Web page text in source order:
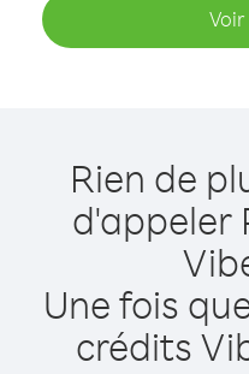
Rien de
d'appeler
Une fois
crédits